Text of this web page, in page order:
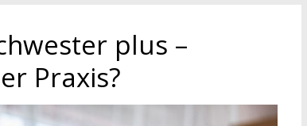
plus –
Praxis?